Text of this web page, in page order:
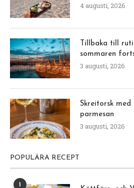
4 augusti, 2026
Tillbaka till
sommaren
3 augusti, 2026
Skreitorsk
parmesan
3 augusti, 2026
POPULÄRA RECEPT
1